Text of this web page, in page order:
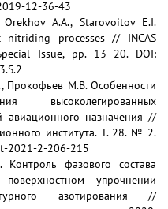
12-36-43
A.A., Starovoitov E.I.
nitriding processes // INCAS
Issue, pp. 13–20. DOI:
Прокофьев М.В. Особенности
высоколегированных
авиационного назначения //
института. Т. 28. № 2.
2021-2-206-215
фазового состава
упрочнении
азотирования //